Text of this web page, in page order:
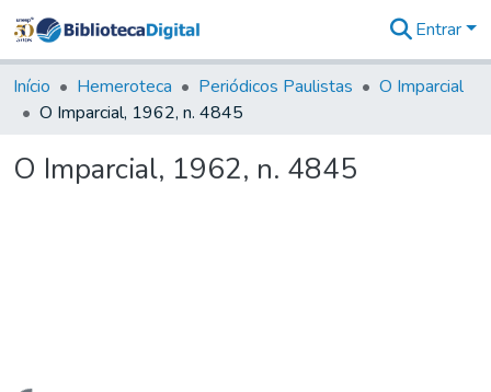
&
Coleções
Tudo na
Digital
Entrar
Início Hemeroteca Periódicos Paulistas
O Imparcial
O Imparcial, 1962, n. 4845
O Imparcial, 1962, n. 4845